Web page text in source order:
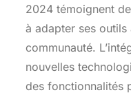
2024 témoignent
à adapter ses
communauté.
nouvelles
des fonctionnalités